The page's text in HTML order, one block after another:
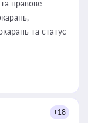
правове
та статус
+18